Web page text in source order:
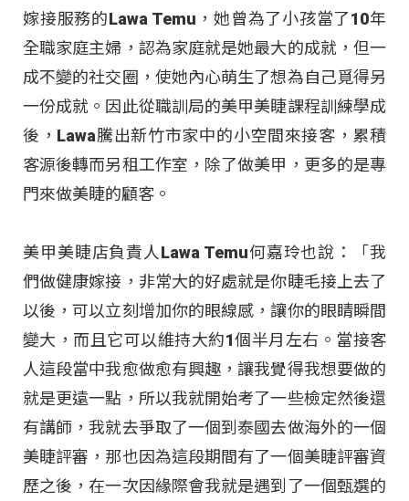
嫁接服務的Lawa Temu，她曾為了小孩當了10年
全職家庭主婦，認為家庭就是她最大的成就，但一
成不變的社交圈，使她內心萌生了想為自己覓得另
一份成就。因此從職訓局的美甲美睫課程訓練學成
後，Lawa騰出新竹市家中的小空間來接客，累積
客源後轉而另租工作室，除了做美甲，更多的是專
門來做美睫的顧客。
美甲美睫店負責人Lawa Temu何嘉玲也說：「我
們做健康嫁接，非常大的好處就是你睫毛接上去了
以後，可以立刻增加你的眼線感，讓你的眼睛瞬間
變大，而且它可以維持大約1個半月左右。當接客
人這段當中我愈做愈有興趣，讓我覺得我想要做的
就是更遠一點，所以我就開始考了一些檢定然後還
有講師，我就去爭取了一個到泰國去做海外的一個
美睫評審，那也因為這段期間有了一個美睫評審資
歷之後，在一次因緣際會我就是遇到了一個甄選的